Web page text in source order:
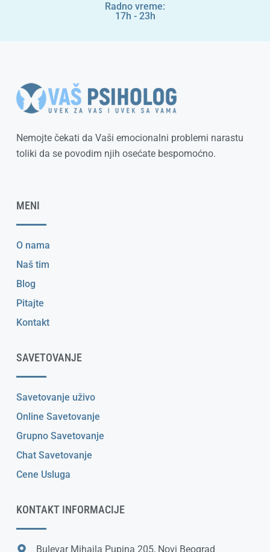
Radno vreme:
17h - 23h
Nemojte čekati da Vaši emocionalni problemi narastu
toliki da se povodim njih osećate bespomoćno.
MENI
O nama
Naš tim
Blog
Pitajte
Kontakt
SAVETOVANJE
Savetovanje uživo
Online Savetovanje
Grupno Savetovanje
Chat Savetovanje
Cene Usluga
KONTAKT INFORMACIJE
Bulevar Mihajla Pupina 205, Novi Beograd